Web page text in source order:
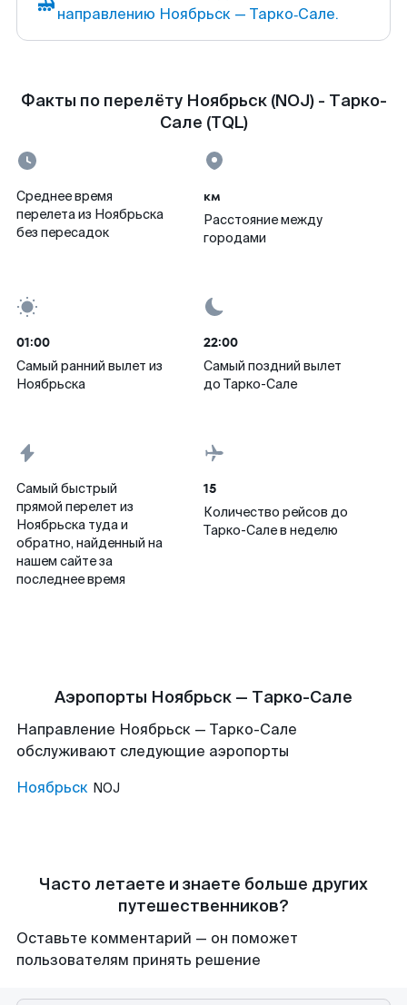
направлению Ноябрьск — Тарко‑Сале.
Факты по перелёту Ноябрьск (NOJ) - Тарко-
Сале (TQL)
Среднее время
перелета из Ноябрьска
без пересадок
км
Расстояние между
городами
01:00
Самый ранний вылет из
Ноябрьска
22:00
Самый поздний вылет
до Тарко-Сале
Самый быстрый
прямой перелет из
Ноябрьска туда и
обратно, найденный на
нашем сайте за
последнее время
15
Количество рейсов до
Тарко-Сале в неделю
Аэропорты Ноябрьск — Тарко-Сале
Направление Ноябрьск — Тарко-Сале
обслуживают следующие аэропорты
Ноябрьск NOJ
Часто летаете и знаете больше других
путешественников?
Оставьте комментарий — он поможет
пользователям принять решение